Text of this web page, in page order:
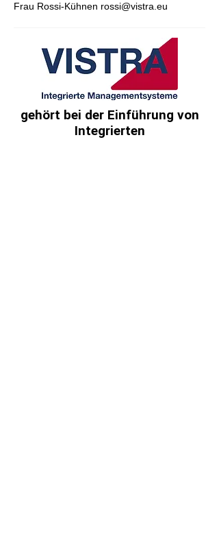
Frau Rossi-Kühnen rossi@vistra.eu
gehört bei der Einführung von
Integrierten